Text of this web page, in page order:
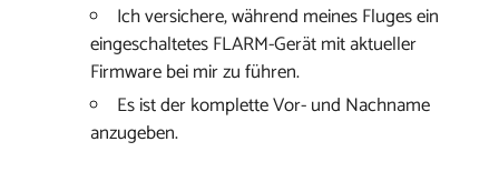
Ich versichere, während meines Fluges ein
eingeschaltetes FLARM-Gerät mit aktueller
Firmware bei mir zu führen.
Es ist der komplette Vor- und Nachname
anzugeben.